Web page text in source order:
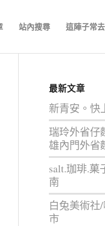
站內搜尋 這陣子常
最新文章
新青安。快
瑞玲外省仔
雄內門外
salt.珈琲.
南
白兔美術
市